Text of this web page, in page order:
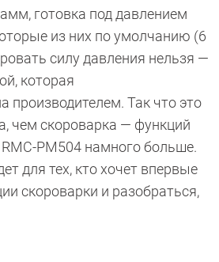
готовка под давлением
из них по умолчанию (6
силу давления нельзя —
которая
производителем. Так что это
чем скороварка — функций
RMC-PM504 намного больше.
для тех, кто хочет впервые
скороварки и разобраться,